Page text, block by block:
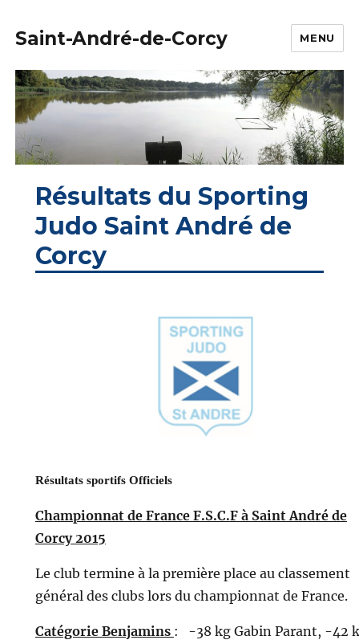
Saint-André-de-Corcy MENU
Résultats du Sporting
Judo Saint André de
Corcy
Résultats sportifs Officiels
Championnat de France F.S.C.F à Saint André de
Corcy 2015
Le club termine à la première place au classement
général des clubs lors du championnat de France.
Catégorie Benjamins : -38 kg Gabin Parant, -42